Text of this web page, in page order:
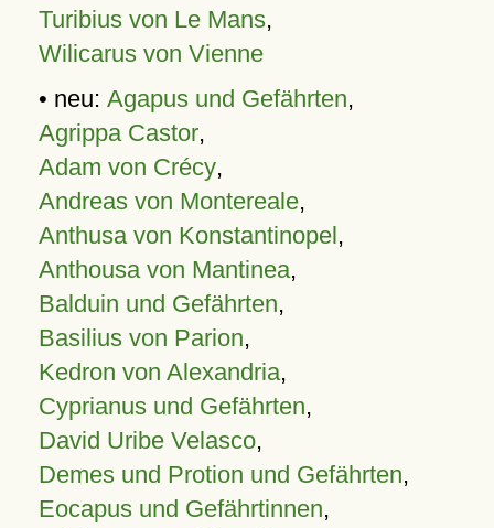
Turibius von Le Mans,
Wilicarus von Vienne
• neu: Agapus und Gefährten,
Agrippa Castor,
Adam von Crécy,
Andreas von Montereale,
Anthusa von Konstantinopel,
Anthousa von Mantinea,
Balduin und Gefährten,
Basilius von Parion,
Kedron von Alexandria,
Cyprianus und Gefährten,
David Uribe Velasco,
Demes und Protion und Gefährten,
Eocapus und Gefährtinnen,